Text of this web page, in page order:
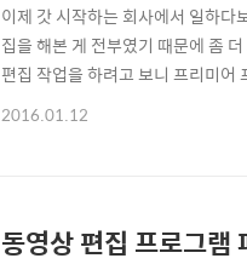
이제 갓 시작하는 회사에서 일하다
집을 해본 게 전부였기 때문에 좀
편집 작업을 하려고 보니 프리미어
뒤지기로 했다. 유튜브에서 프리미
2016.01.12
동영상 편집 프로그램